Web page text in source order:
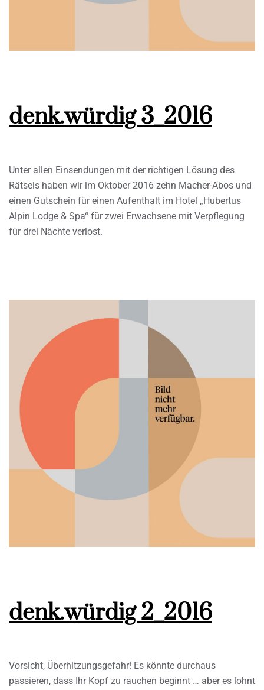
denk.würdig 3_2016
Unter allen Einsendungen mit der richtigen Lösung des
Rätsels haben wir im Oktober 2016 zehn Macher-Abos und
einen Gutschein für einen Aufenthalt im Hotel „Hubertus
Alpin Lodge & Spa“ für zwei Erwachsene mit Verpflegung
für drei Nächte verlost.
denk.würdig 2_2016
Vorsicht, Überhitzungsgefahr! Es könnte durchaus
passieren, dass Ihr Kopf zu rauchen beginnt … aber es lohnt